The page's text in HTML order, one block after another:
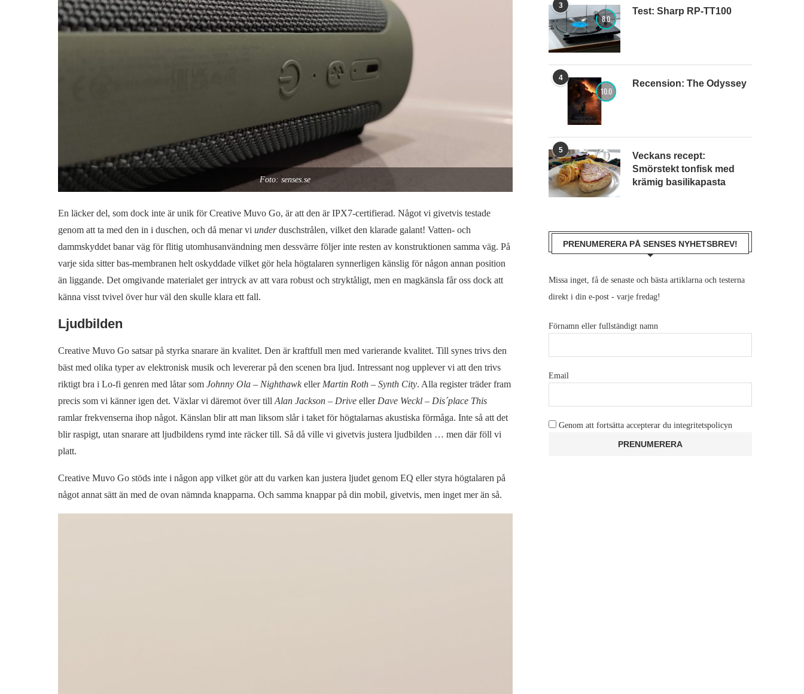
Foto: senses.se
En läcker del, som dock inte är unik för Creative Muvo Go, är att den är IPX7-certifierad. Något vi givetvis testade
genom att ta med den in i duschen, och då menar vi underduschstrålen, vilket den klarade galant! Vatten- och
dammskyddet banar väg för flitig utomhusanvändning men dessvärre följer inte resten av konstruktionen samma väg. På
varje sida sitter bas-membranen helt oskyddade vilket gör hela högtalaren synnerligen känslig för någon annan position
än liggande. Det omgivande materialet ger intryck av att vara robust och stryktåligt, men en magkänsla får oss dock att
känna visst tvivel över hur väl den skulle klara ett fall.
Ljudbilden
Creative Muvo Go satsar på styrka snarare än kvalitet. Den är kraftfull men med varierande kvalitet. Till synes trivs den
bäst med olika typer av elektronisk musik och levererar på den scenen bra ljud. Intressant nog upplever vi att den trivs
riktigt bra i Lo-fi genren med låtar som Johnny Ola – Nighthawkeller Martin Roth – Synth City. Alla register träder fram
precis som vi känner igen det. Växlar vi däremot över till Alan Jackson – Driveeller Dave Weckl – Dis´place This
ramlar frekvenserna ihop något. Känslan blir att man liksom slår i taket för högtalarnas akustiska förmåga. Inte så att det
blir raspigt, utan snarare att ljudbildens rymd inte räcker till. Så då ville vi givetvis justera ljudbilden … men där föll vi
platt.
Creative Muvo Go stöds inte i någon app vilket gör att du varken kan justera ljudet genom EQ eller styra högtalaren på
något annat sätt än med de ovan nämnda knapparna. Och samma knappar på din mobil, givetvis, men inget mer än så.
3
8.0
Test: Sharp RP-TT100
4
10.0
Recension: The Odyssey
5
Veckans recept:
Smörstekt tonfisk med
krämig basilikapasta
PRENUMERERA PÅ SENSES NYHETSBREV!
Missa inget, få de senaste och bästa artiklarna och testerna
direkt i din e-post - varje fredag!
Förnamn eller fullständigt namn
Email
Genom att fortsätta accepterar du integritetspolicyn